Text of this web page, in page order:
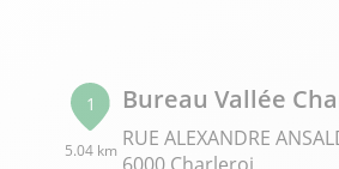
1
5.04 km
Bureau Vallée
RUE ALEXANDRE